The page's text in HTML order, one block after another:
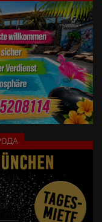
о
распечатанные
языка
и
не являются
справедливое и